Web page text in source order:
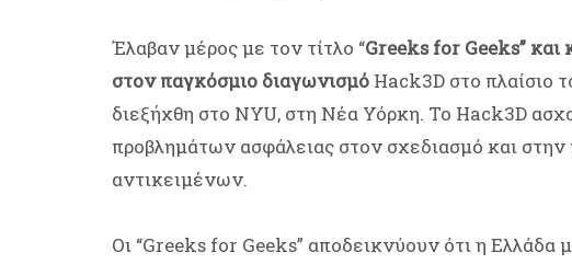
Έλαβαν μέρος με τον τίτλο “Greeks for Geeks”
στον παγκόσμιο διαγωνισμό Hack3D στο πλαίσιο
διεξήχθη στο NYU, στη Νέα Υόρκη. Το Hack3D
προβλημάτων ασφάλειας στον σχεδιασμό και
αντικειμένων.
Οι “Greeks for Geeks” αποδεικνύουν ότι η Ελλάδα